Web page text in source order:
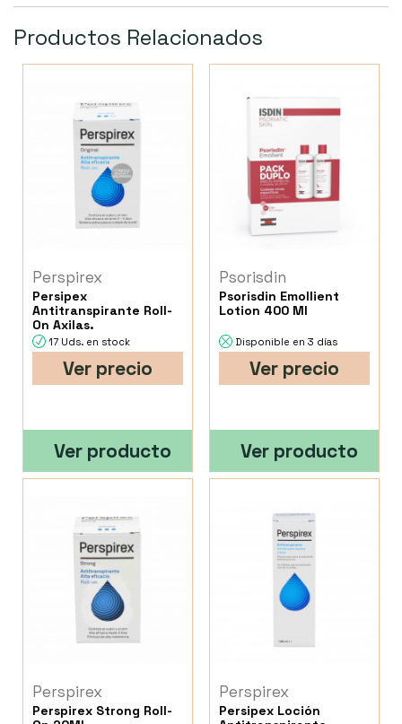
Productos Relacionados
Perspirex
Persipex
Antitranspirante Roll-
On Axilas.
17 Uds. en stock
Ver precio
Ver producto
Psorisdin
Psorisdin Emollient
Lotion 400 Ml
Disponible en 3 días
Ver precio
Ver producto
Perspirex
Perspirex Strong Roll-
Perspirex
Persipex Loción